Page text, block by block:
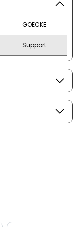
GOECKE
Support